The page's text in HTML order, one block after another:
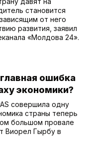
становится
от него
развития, заявил
«Молдова 24».
ошибка
экономики?
совершила одну
страны теперь
большом провале
Виорел Гырбу в